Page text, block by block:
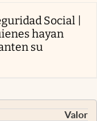
Social |
hayan
su
Valor